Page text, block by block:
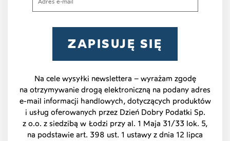
Na cele wysyłki newslettera – wyrażam zgodę
na otrzymywanie drogą elektroniczną na podany adres
e-mail informacji handlowych, dotyczących produktów
i usług oferowanych przez Dzień Dobry Podatki Sp.
z o.o. z siedzibą w Łodzi przy al. 1 Maja 31/33 lok. 5,
na podstawie art. 398 ust. 1 ustawy z dnia 12 lipca